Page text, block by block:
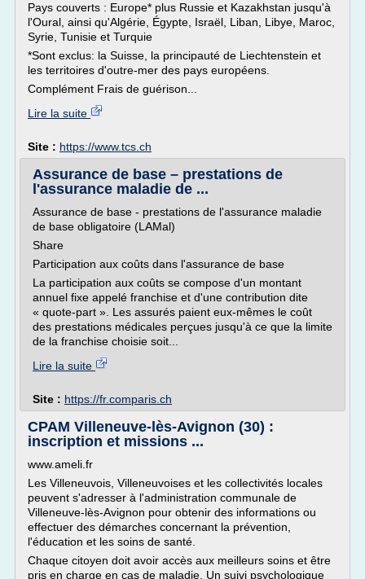
Pays couverts : Europe* plus Russie et Kazakhstan jusqu'à
l'Oural, ainsi qu'Algérie, Égypte, Israël, Liban, Libye, Maroc,
Syrie, Tunisie et Turquie
*Sont exclus: la Suisse, la principauté de Liechtenstein et
les territoires d'outre-mer des pays européens.
Complément Frais de guérison...
Lire la suite
Site : https://www.tcs.ch
Assurance de base – prestations de
l'assurance maladie de ...
Assurance de base - prestations de l'assurance maladie
de base obligatoire (LAMal)
Share
Participation aux coûts dans l'assurance de base
La participation aux coûts se compose d'un montant
annuel fixe appelé franchise et d'une contribution dite
« quote-part ». Les assurés paient eux-mêmes le coût
des prestations médicales perçues jusqu'à ce que la limite
de la franchise choisie soit...
Lire la suite
Site : https://fr.comparis.ch
CPAM Villeneuve-lès-Avignon (30) :
inscription et missions ...
www.ameli.fr
Les Villeneuvois, Villeneuvoises et les collectivités locales
peuvent s'adresser à l'administration communale de
Villeneuve-lès-Avignon pour obtenir des informations ou
effectuer des démarches concernant la prévention,
l'éducation et les soins de santé.
Chaque citoyen doit avoir accès aux meilleurs soins et être
pris en charge en cas de maladie. Un suivi psychologique